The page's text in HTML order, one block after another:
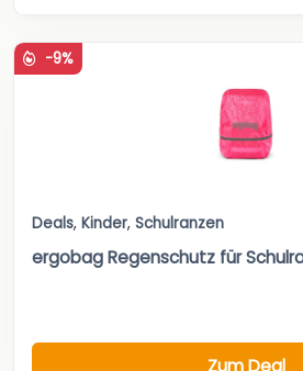
-9%
Deals, Kinder, Schulranzen
ergobag Regenschutz für
Zum Deal